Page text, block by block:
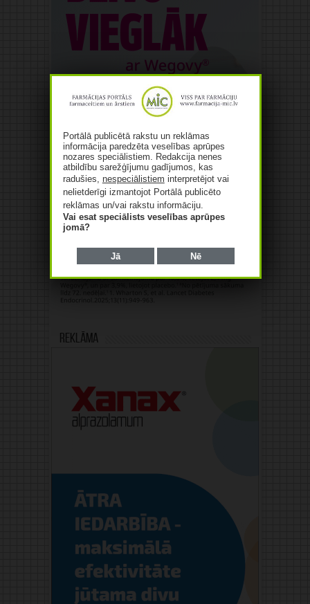
Reklāma
Portālā publicētā rakstu un reklāmas
informācija paredzēta veselības aprūpes
nozares speciālistiem. Redakcija nenes
atbildību sarežģījumu gadījumos, kas
radušies, nespeciālistiem interpretējot vai
nelietderīgi izmantojot Portālā publicēto
reklāmas un/vai rakstu informāciju.
Vai esat speciālists veselības aprūpes
jomā?
Jā Nē